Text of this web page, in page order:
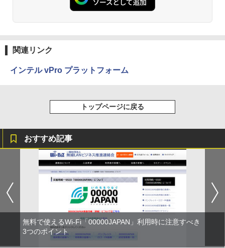
関連リンク
インテル vPro プラットフォーム
トップページに戻る
おすすめ記事
無料で使えるWi-Fi「00000JAPAN」利用時に注意すべき
3つのポイント